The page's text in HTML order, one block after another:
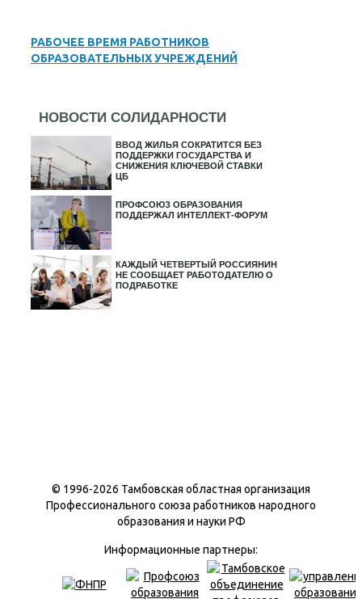
РАБОЧЕЕ ВРЕМЯ РАБОТНИКОВ
ОБРАЗОВАТЕЛЬНЫХ УЧРЕЖДЕНИЙ
НОВОСТИ СОЛИДАРНОСТИ
ВВОД ЖИЛЬЯ СОКРАТИТСЯ БЕЗ
ПОДДЕРЖКИ ГОСУДАРСТВА И
СНИЖЕНИЯ КЛЮЧЕВОЙ СТАВКИ
ЦБ
ПРОФСОЮЗ ОБРАЗОВАНИЯ
ПОДДЕРЖАЛ ИНТЕЛЛЕКТ-ФОРУМ
КАЖДЫЙ ЧЕТВЕРТЫЙ РОССИЯНИН
НЕ СООБЩАЕТ РАБОТОДАТЕЛЮ О
ПОДРАБОТКЕ
© 1996-2026 Тамбовская областная организация
Профессионального союза работников народного
образования и науки РФ
Информационные партнеры: